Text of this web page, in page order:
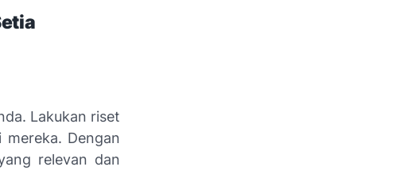
Lakukan riset
Dengan
relevan dan